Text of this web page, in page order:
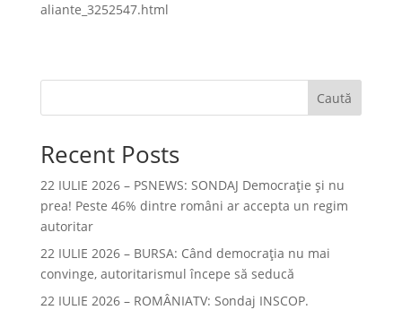
aliante_3252547.html
Caută
Recent Posts
22 IULIE 2026 – PSNEWS: SONDAJ Democrație și nu
prea! Peste 46% dintre români ar accepta un regim
autoritar
22 IULIE 2026 – BURSA: Când democraţia nu mai
convinge, autoritarismul începe să seducă
22 IULIE 2026 – ROMÂNIATV: Sondaj INSCOP.